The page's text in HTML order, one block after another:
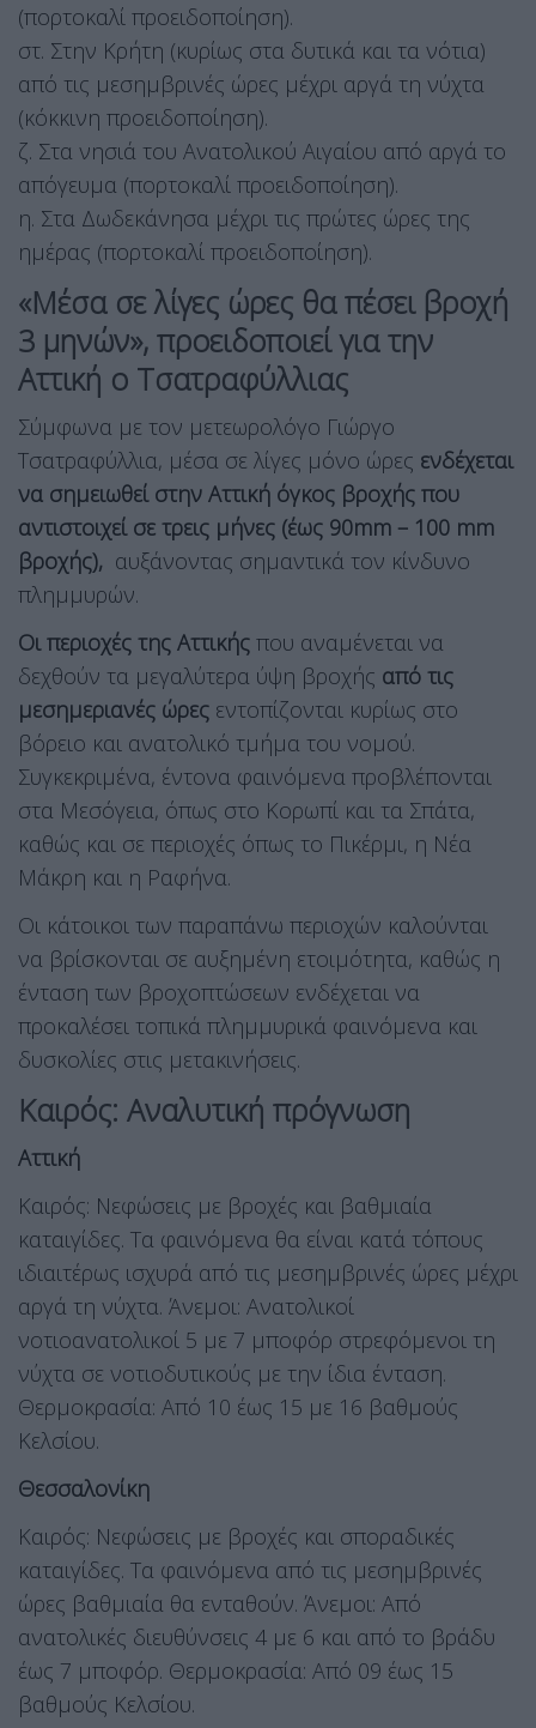
(πορτοκαλί προειδοποίηση).
στ. Στην Κρήτη (κυρίως στα δυτικά και τα νότια)
από τις μεσημβρινές ώρες μέχρι αργά τη νύχτα
(κόκκινη προειδοποίηση).
ζ. Στα νησιά του Ανατολικού Αιγαίου από αργά το
απόγευμα (πορτοκαλί προειδοποίηση).
η. Στα Δωδεκάνησα μέχρι τις πρώτες ώρες της
ημέρας (πορτοκαλί προειδοποίηση).
«Μέσα σε λίγες ώρες θα πέσει βροχή
3 μηνών», προειδοποιεί για την
Αττική ο Τσατραφύλλιας
Σύμφωνα με τον μετεωρολόγο Γιώργο
Τσατραφύλλια, μέσα σε λίγες μόνο ώρες ενδέχεται
να σημειωθεί στην Αττική όγκος βροχής που
αντιστοιχεί σε τρεις μήνες (έως 90mm – 100 mm
βροχής), αυξάνοντας σημαντικά τον κίνδυνο
πλημμυρών.
Οι περιοχές της Αττικής που αναμένεται να
δεχθούν τα μεγαλύτερα ύψη βροχής από τις
μεσημεριανές ώρες εντοπίζονται κυρίως στο
βόρειο και ανατολικό τμήμα του νομού.
Συγκεκριμένα, έντονα φαινόμενα προβλέπονται
στα Μεσόγεια, όπως στο Κορωπί και τα Σπάτα,
καθώς και σε περιοχές όπως το Πικέρμι, η Νέα
Μάκρη και η Ραφήνα.
Οι κάτοικοι των παραπάνω περιοχών καλούνται
να βρίσκονται σε αυξημένη ετοιμότητα, καθώς η
ένταση των βροχοπτώσεων ενδέχεται να
προκαλέσει τοπικά πλημμυρικά φαινόμενα και
δυσκολίες στις μετακινήσεις.
Καιρός: Αναλυτική πρόγνωση
Αττική
Καιρός: Νεφώσεις με βροχές και βαθμιαία
καταιγίδες. Τα φαινόμενα θα είναι κατά τόπους
ιδιαιτέρως ισχυρά από τις μεσημβρινές ώρες μέχρι
αργά τη νύχτα. Άνεμοι: Ανατολικοί
νοτιοανατολικοί 5 με 7 μποφόρ στρεφόμενοι τη
νύχτα σε νοτιοδυτικούς με την ίδια ένταση.
Θερμοκρασία: Από 10 έως 15 με 16 βαθμούς
Κελσίου.
Θεσσαλονίκη
Καιρός: Νεφώσεις με βροχές και σποραδικές
καταιγίδες. Τα φαινόμενα από τις μεσημβρινές
ώρες βαθμιαία θα ενταθούν. Άνεμοι: Από
ανατολικές διευθύνσεις 4 με 6 και από το βράδυ
έως 7 μποφόρ. Θερμοκρασία: Από 09 έως 15
βαθμούς Κελσίου.